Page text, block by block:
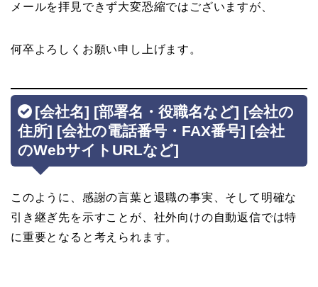
メールを拝見できず大変恐縮ではございますが、
何卒よろしくお願い申し上げます。
[会社名] [部署名・役職名など] [会社の
住所] [会社の電話番号・FAX番号] [会社
のWebサイトURLなど]
このように、感謝の言葉と退職の事実、そして明確な
引き継ぎ先を示すことが、社外向けの自動返信では特
に重要となると考えられます。